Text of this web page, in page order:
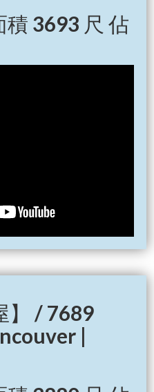
積 3693 尺 佔
】 / 7689
|